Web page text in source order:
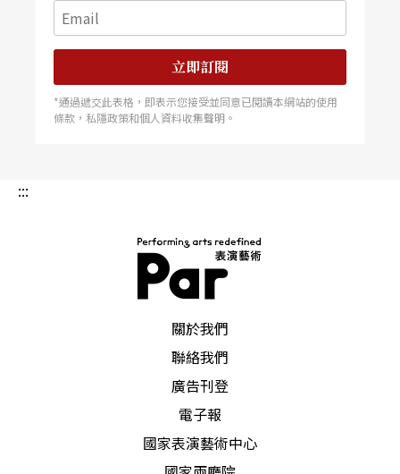
立即訂閱
*通過遞交此表格，即表示您接受並同意已閱讀本網站的使用
條款，私隱政策和個人資料收集聲明。
:::
關於我們
聯絡我們
廣告刊登
電子報
國家表演藝術中心